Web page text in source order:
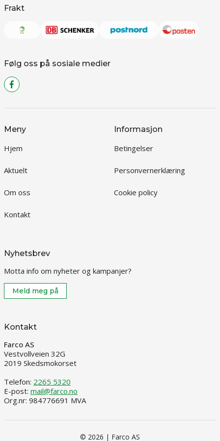
Frakt
Følg oss på sosiale medier
Meny
Hjem
Aktuelt
Om oss
Kontakt
Informasjon
Betingelser
Personvernerklæring
Cookie policy
Nyhetsbrev
Motta info om nyheter og kampanjer?
Meld meg på
Kontakt
Farco AS
Vestvollveien 32G
2019 Skedsmokorset
Telefon: 2265 5320
E-post: mail@farco.no
Org.nr: 984776691 MVA
© 2026 | Farco AS